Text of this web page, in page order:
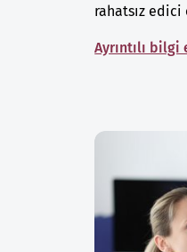
rahatsız
Ayrıntılı